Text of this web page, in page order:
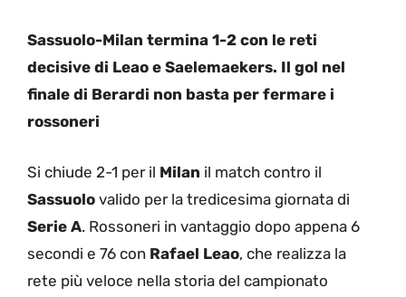
Sassuolo-Milan termina 1-2 con le reti
decisive di Leao e Saelemaekers. Il gol nel
finale di Berardi non basta per fermare i
rossoneri
Si chiude 2-1 per il Milan il match contro il
Sassuolo valido per la tredicesima giornata di
Serie A. Rossoneri in vantaggio dopo appena 6
secondi e 76 con Rafael Leao, che realizza la
rete più veloce nella storia del campionato